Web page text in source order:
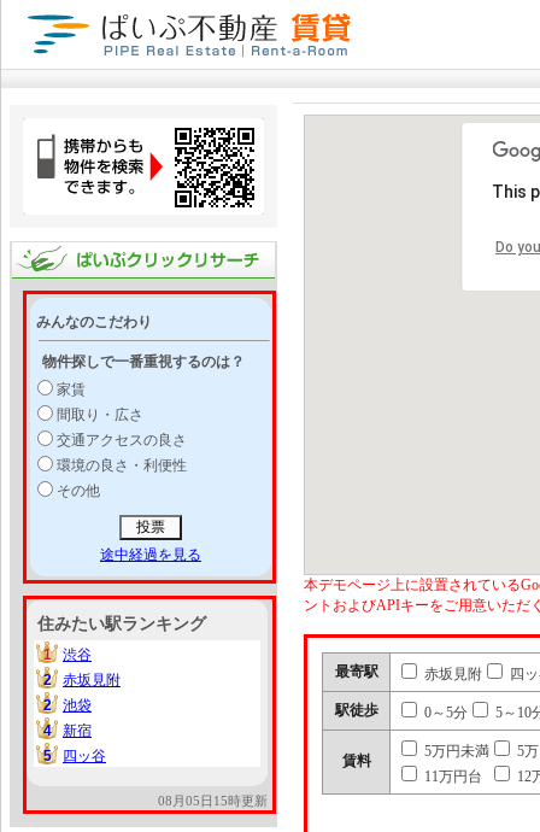
みんなのこだわり
物件探しで一番重視するのは？
家賃
間取り・広さ
交通アクセスの良さ
環境の良さ・利便性
その他
途中経過を見る
住みたい駅ランキング
1
1
渋谷
2
2
赤坂見附
2
2
池袋
4
4
新宿
5
5 四ッ谷
08月05日15時更新
This
Do
本デモページ上に設置されている
ントおよびAPIキーをご用意いただ
最寄駅 赤坂見附 四
駅徒歩 0～5分 5～10
賃料
5万円未満
5
11万円台
12